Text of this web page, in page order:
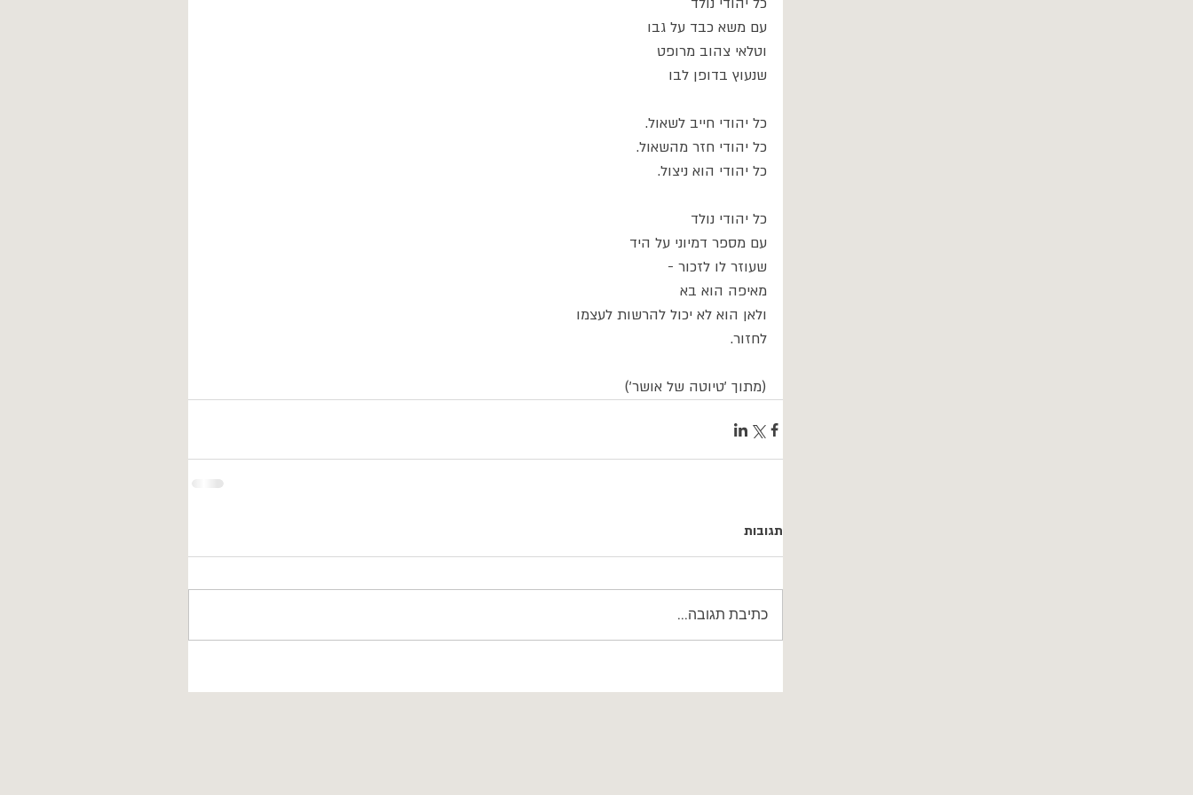
עם משא כבד על גבו
וטלאי צהוב מרופט
שנעוץ בדופן לבו
כל יהודי חייב לשאול.
כל יהודי חזר מהשאול.
כל יהודי הוא ניצול.
כל יהודי נולד
עם מספר דמיוני על היד
שעוזר לו לזכור -
מאיפה הוא בא
ולאן הוא לא יכול להרשות לעצמו
לחזור.
(מתוך 'טיוטה של אושר')
תגובות
כתיבת תגובה...